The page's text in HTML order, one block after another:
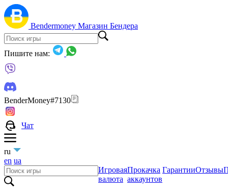
Bendermoney Магазин Бендера
Пишите нам:
BenderMoney#7130
Чат
ru
en ua
Игровая
валюта
Прокачка
аккаунтов
ГарантииОтзывы